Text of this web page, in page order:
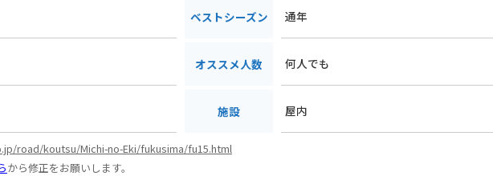
ベストシーズン 通年
オススメ人数 何人でも
施設 屋内
road/koutsu/Michi-no-Eki/fukusima/fu15.html
から修正をお願いします。